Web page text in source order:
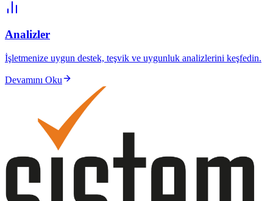
Analizler
İşletmenize uygun destek, teşvik ve uygunluk analizlerini keşfedin.
Devamını Oku